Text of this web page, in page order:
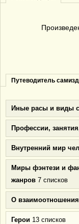
Путеводитель
Иные расы и виды
Профессии,
Внутренний мир
Миры фэнтези и
жанров 7 списков
О
Герои 13 списков